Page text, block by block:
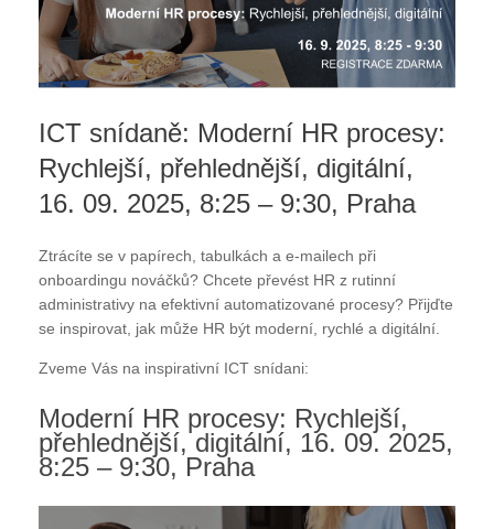
ICT snídaně: Moderní HR procesy:
Rychlejší, přehlednější, digitální,
16. 09. 2025, 8:25 – 9:30, Praha
Ztrácíte se v papírech, tabulkách a e-mailech při
onboardingu nováčků? Chcete převést HR z rutinní
administrativy na efektivní automatizované procesy? Přijďte
se inspirovat, jak může HR být moderní, rychlé a digitální.
Zveme Vás na inspirativní ICT snídani:
Moderní HR procesy: Rychlejší,
přehlednější, digitální, 16. 09. 2025,
8:25 – 9:30, Praha